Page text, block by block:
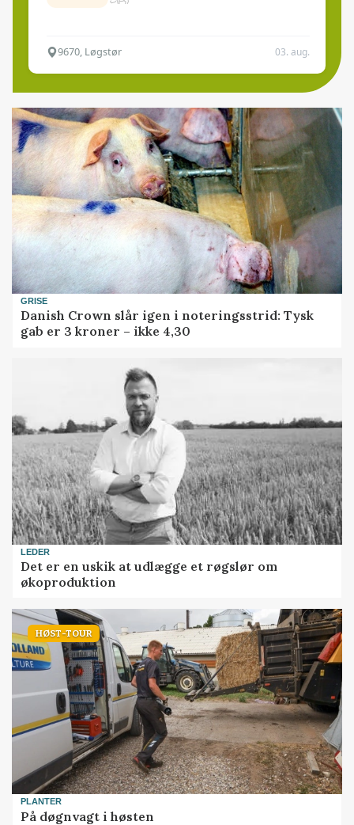
9670, Løgstør 03. aug.
GRISE
Danish Crown slår igen i noteringsstrid: Tysk
gab er 3 kroner – ikke 4,30
LEDER
Det er en uskik at udlægge et røgslør om
økoproduktion
HØST-TOUR
PLANTER
På døgnvagt i høsten